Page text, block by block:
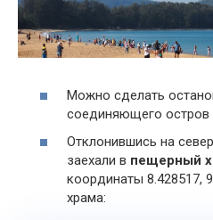
Можно сделать
соединяющего остров
Отклонившись на
заехали в пещерный
координаты 8.428517,
храма: